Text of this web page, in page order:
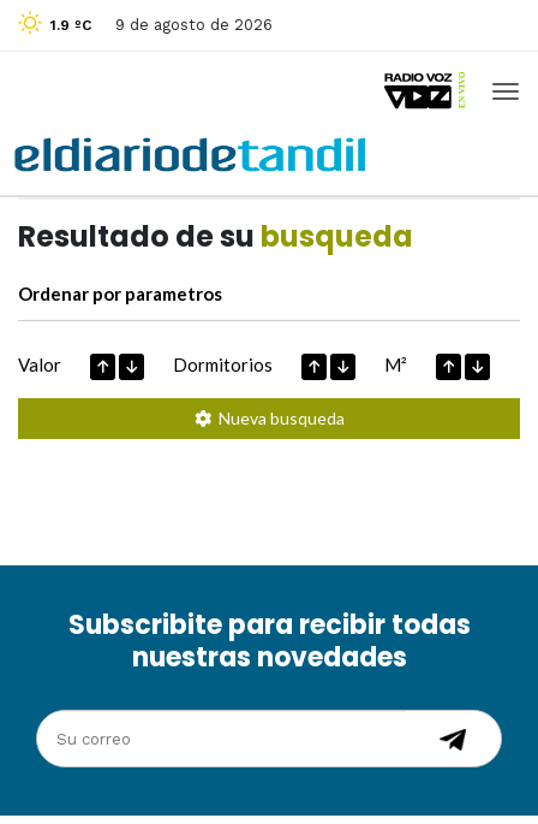
1.9 ºC 9 de agosto de 2026
Resultado de su busqueda
Ordenar por parametros
Valor Dormitorios M²
Nueva busqueda
Subscribite para recibir todas
nuestras novedades